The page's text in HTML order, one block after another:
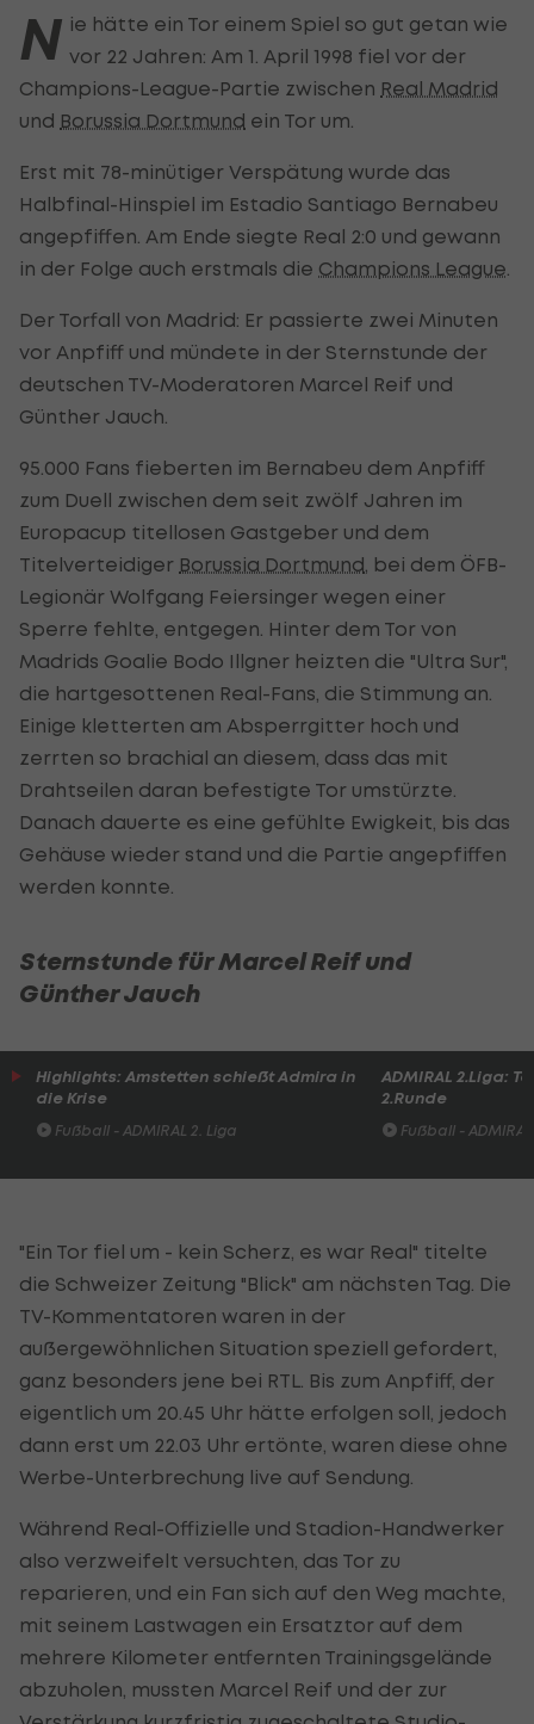
N ie hätte ein Tor einem Spiel so gut getan wie
vor 22 Jahren: Am 1. April 1998 fiel vor der
Champions-League-Partie zwischen Real Madrid
und Borussia Dortmund ein Tor um.
Erst mit 78-minütiger Verspätung wurde das
Halbfinal-Hinspiel im Estadio Santiago Bernabeu
angepfiffen. Am Ende siegte Real 2:0 und gewann
in der Folge auch erstmals die Champions League
Der Torfall von Madrid: Er passierte zwei Minuten
vor Anpfiff und mündete in der Sternstunde der
deutschen TV-Moderatoren Marcel Reif und
Günther Jauch.
95.000 Fans fieberten im Bernabeu dem Anpfiff
zum Duell zwischen dem seit zwölf Jahren im
Europacup titellosen Gastgeber und dem
Titelverteidiger Borussia Dortmund , bei dem ÖFB-
Legionär Wolfgang Feiersinger wegen einer
Sperre fehlte, entgegen. Hinter dem Tor von
Madrids Goalie Bodo Illgner heizten die "Ultra Sur",
die hartgesottenen Real-Fans, die Stimmung an.
Einige kletterten am Absperrgitter hoch und
zerrten so brachial an diesem, dass das mit
Drahtseilen daran befestigte Tor umstürzte.
Danach dauerte es eine gefühlte Ewigkeit, bis das
Gehäuse wieder stand und die Partie angepfiffen
werden konnte.
Sternstunde für Marcel Reif und
Günther Jauch
Highlights: Amstetten schießt Admira in
die Krise
Fußball - ADMIRAL 2. Liga
ADMIRAL 2.Liga:
2.Runde
Fußball -
"Ein Tor fiel um - kein Scherz, es war Real" titelte
die Schweizer Zeitung "Blick" am nächsten Tag. Die
TV-Kommentatoren waren in der
außergewöhnlichen Situation speziell gefordert,
ganz besonders jene bei RTL. Bis zum Anpfiff, der
eigentlich um 20.45 Uhr hätte erfolgen soll, jedoch
dann erst um 22.03 Uhr ertönte, waren diese ohne
Werbe-Unterbrechung live auf Sendung.
Während Real-Offizielle und Stadion-Handwerker
also verzweifelt versuchten, das Tor zu
reparieren, und ein Fan sich auf den Weg machte,
mit seinem Lastwagen ein Ersatztor auf dem
mehrere Kilometer entfernten Trainingsgelände
abzuholen, mussten Marcel Reif und der zur